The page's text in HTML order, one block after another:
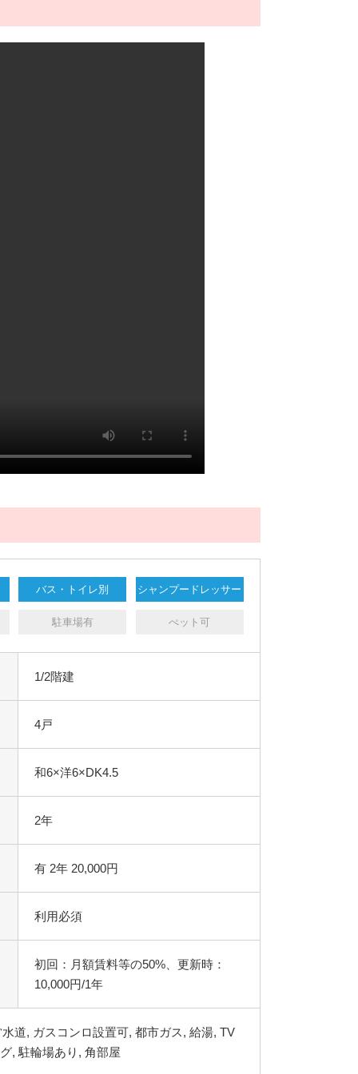
バス・トイレ別 シャンプードレッサー
駐車場有 ぺット可
1/2階建
4戸
和6×洋6×DK4.5
2年
有 2年 20,000円
利用必須
初回：月額賃料等の50%、更新時：
10,000円/1年
道, ガスコンロ設置可, 都市ガス, 給湯, TV
, 駐輪場あり, 角部屋